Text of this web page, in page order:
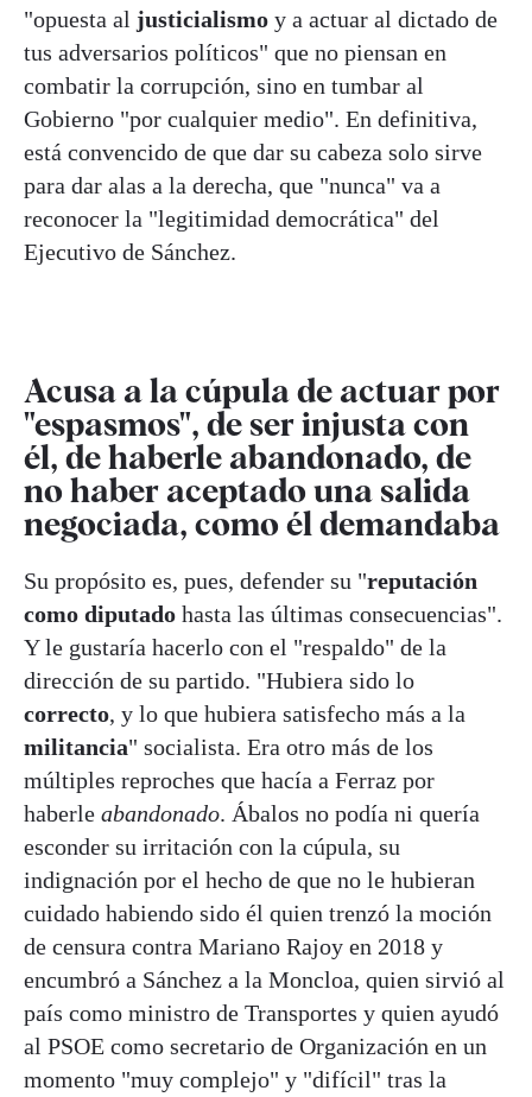
"opuesta al justicialismo y a actuar al dictado de
tus adversarios políticos" que no piensan en
combatir la corrupción, sino en tumbar al
Gobierno "por cualquier medio". En definitiva,
está convencido de que dar su cabeza solo sirve
para dar alas a la derecha, que "nunca" va a
reconocer la "legitimidad democrática" del
Ejecutivo de Sánchez.
Acusa a la cúpula de actuar por
"espasmos", de ser injusta con
él, de haberle abandonado, de
no haber aceptado una salida
negociada, como él demandaba
Su propósito es, pues, defender su "reputación
como diputado hasta las últimas consecuencias".
Y le gustaría hacerlo con el "respaldo" de la
dirección de su partido. "Hubiera sido lo
correcto, y lo que hubiera satisfecho más a la
militancia" socialista. Era otro más de los
múltiples reproches que hacía a Ferraz por
haberle abandonado. Ábalos no podía ni quería
esconder su irritación con la cúpula, su
indignación por el hecho de que no le hubieran
cuidado habiendo sido él quien trenzó la moción
de censura contra Mariano Rajoy en 2018 y
encumbró a Sánchez a la Moncloa, quien sirvió al
país como ministro de Transportes y quien ayudó
al PSOE como secretario de Organización en un
momento "muy complejo" y "difícil" tras la